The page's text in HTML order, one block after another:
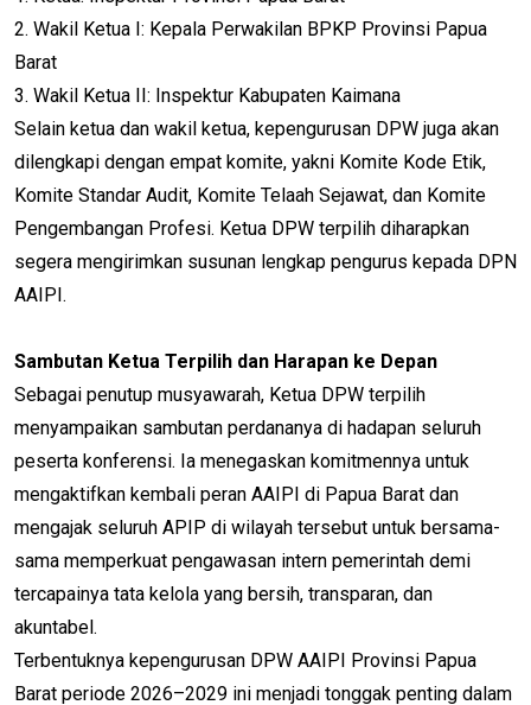
2. Wakil Ketua I: Kepala Perwakilan BPKP Provinsi Papua
Barat
3. Wakil Ketua II: Inspektur Kabupaten Kaimana
Selain ketua dan wakil ketua, kepengurusan DPW juga akan
dilengkapi dengan empat komite, yakni Komite Kode Etik,
Komite Standar Audit, Komite Telaah Sejawat, dan Komite
Pengembangan Profesi. Ketua DPW terpilih diharapkan
segera mengirimkan susunan lengkap pengurus kepada DPN
AAIPI.
Sambutan Ketua Terpilih dan Harapan ke Depan
Sebagai penutup musyawarah, Ketua DPW terpilih
menyampaikan sambutan perdananya di hadapan seluruh
peserta konferensi. Ia menegaskan komitmennya untuk
mengaktifkan kembali peran AAIPI di Papua Barat dan
mengajak seluruh APIP di wilayah tersebut untuk bersama-
sama memperkuat pengawasan intern pemerintah demi
tercapainya tata kelola yang bersih, transparan, dan
akuntabel.
Terbentuknya kepengurusan DPW AAIPI Provinsi Papua
Barat periode 2026–2029 ini menjadi tonggak penting dalam